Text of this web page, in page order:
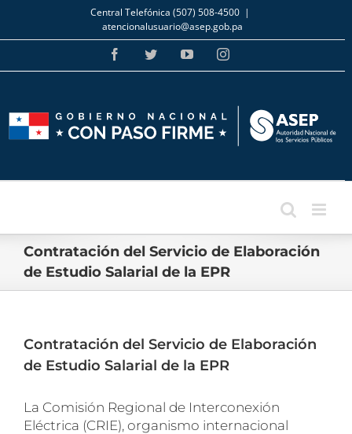
Skip
to
content
Central Telefónica (507) 508-4500 |
atencionalusuario@asep.gob.pa
FacebookTwitterYouTubeInstagram
Contratación del Servicio de Elaboración
de Estudio Salarial de la EPR
Contratación del Servicio de Elaboración
de Estudio Salarial de la EPR
La Comisión Regional de Interconexión
Eléctrica (CRIE), organismo internacional